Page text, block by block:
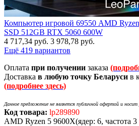
Компьютер игровой 69550 AMD
SSD 512GB RTX 5060 600W
4 717,34 руб. 3 978,78 руб.
Ещё 419 вариантов
Оплата при получении заказа
Доставка в любую точку Беларуси в
(подробнее здесь)
Данное предложение не является публичной офертой и носит
Код товара: lp289890
AMD Ryzen 5 9600X(ядер: 6, частота